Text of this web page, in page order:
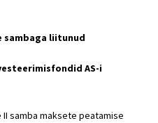
sambaga liitunud
AS-i
samba maksete peatamise